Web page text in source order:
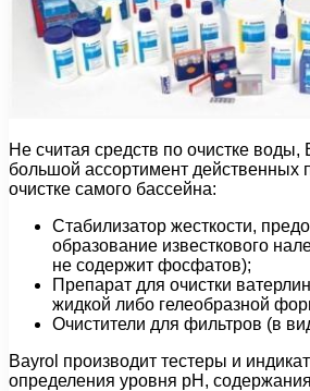
Не считая средств по очистке воды,
большой ассортимент действенных
очистке самого бассейна:
Стабилизатор жесткости,
образование известкового
не содержит фосфатов);
Препарат для очистки
жидкой либо гелеобразной
Очистители для фильтров (в
Bayrol производит тестеры и
определения уровня рН,